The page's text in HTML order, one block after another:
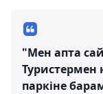
"Мен апта
Туристермен
паркіне